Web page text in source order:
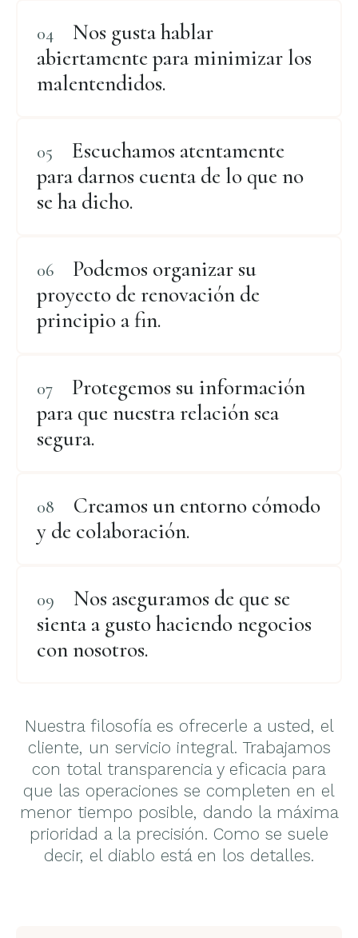
Nos gusta hablar
abiertamente para minimizar los
malentendidos.
Escuchamos atentamente
para darnos cuenta de lo que no
se ha dicho.
Podemos organizar su
proyecto de renovación de
principio a fin.
Protegemos su información
para que nuestra relación sea
segura.
Creamos un entorno cómodo
y de colaboración.
Nos aseguramos de que se
sienta a gusto haciendo negocios
con nosotros.
Nuestra filosofía es ofrecerle a usted, el
cliente, un servicio integral. Trabajamos
con total transparencia y eficacia para
que las operaciones se completen en el
menor tiempo posible, dando la máxima
prioridad a la precisión. Como se suele
decir, el diablo está en los detalles.